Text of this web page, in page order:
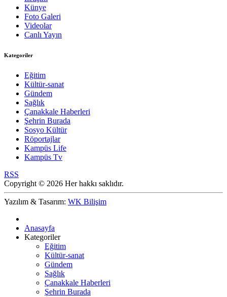
Künye
Foto Galeri
Videolar
Canlı Yayın
Kategoriler
Eğitim
Kültür-sanat
Gündem
Sağlık
Çanakkale Haberleri
Şehrin Burada
Sosyo Kültür
Röportajlar
Kampüs Life
Kampüs Tv
RSS
Copyright © 2026 Her hakkı saklıdır.
Yazılım & Tasarım: WK Bilişim
Anasayfa
Kategoriler
Eğitim
Kültür-sanat
Gündem
Sağlık
Çanakkale Haberleri
Şehrin Burada